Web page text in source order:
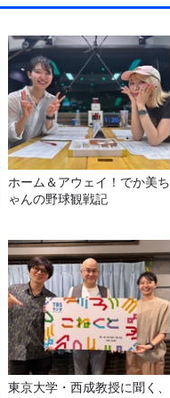
ホーム＆アウェイ！でか美ち
ゃんの野球観戦記
東京大学・西成教授に聞く、